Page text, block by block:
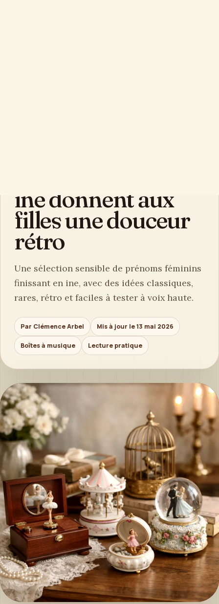
ine donnent aux
filles une douceur
rétro
Une sélection sensible de prénoms féminins
finissant en ine, avec des idées classiques,
rares, rétro et faciles à tester à voix haute.
Par Clémence Arbel Mis à jour le 13 mai 2026
Boîtes à musique Lecture pratique